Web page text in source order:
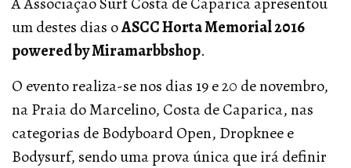
um destes dias oASCC Horta Memorial 2016
powered by Miramarbbshop.
O evento realiza-se nos dias 19 e 20 de novembro,
na Praia do Marcelino, Costa de Caparica, nas
categorias de Bodyboard Open, Dropknee e
Bodysurf, sendo uma prova única que irá definir